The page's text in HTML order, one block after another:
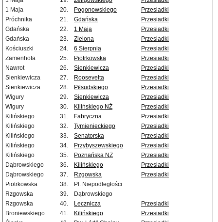
1 Maja
20. Pogonowskiego
Przesiadki
Próchnika
21. Gdańska
Przesiadki
Gdańska
22. 1 Maja
Przesiadki
Gdańska
23. Zielona
Przesiadki
Kościuszki
24. 6 Sierpnia
Przesiadki
Zamenhofa
25. Piotrkowska
Przesiadki
Nawrot
26. Sienkiewicza
Przesiadki
Sienkiewicza
27. Roosevelta
Przesiadki
Sienkiewicza
28. Piłsudskiego
Przesiadki
Wigury
29. Sienkiewicza
Przesiadki
Wigury
30. Kilińskiego NŻ
Przesiadki
Kilińskiego
31. Fabryczna
Przesiadki
Kilińskiego
32. Tymienieckiego
Przesiadki
Kilińskiego
33. Senatorska
Przesiadki
Kilińskiego
34. Przybyszewskiego
Przesiadki
Kilińskiego
35. Poznańska NŻ
Przesiadki
Dąbrowskiego
36. Kilińskiego
Przesiadki
Dąbrowskiego
37. Rzgowska
Przesiadki
Piotrkowska
38.
Pl. Niepodległości
Rzgowska
39.
Dąbrowskiego
Rzgowska
40. Lecznicza
Przesiadki
Broniewskiego
41. Kilińskiego
Przesiadki